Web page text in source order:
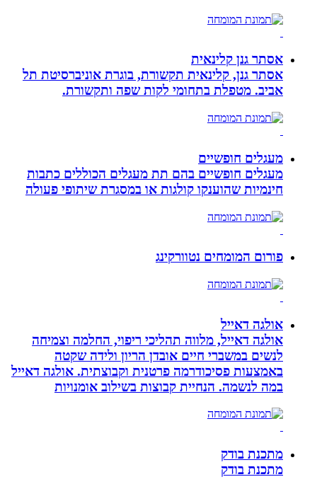
אסתר גנן קלינאית
אסתר גנן, קלינאית תקשורת, בוגרת אוניברסיטת תל
אביב. מטפלת בתחומי לקות שפה ותקשורת.
מעגלים חופשיים
מעגלים חופשיים בהם תת מעגלים הכוללים כתבות
חינמיות שהוענקו קולגות או במסגרת שיתופי פעולה
פורום המומחים נטוורקינג
אולגה דאייל
אולגה דאייל, מלווה תהליכי ריפוי, החלמה וצמיחה
לנשים במשברי חיים אובדן הריון ולידה שקטה
באמצעות פסיכודרמה פרטנית וקבוצתית. אולגה דאייל
במה לנשמה. ‏הנחיית קבוצות בשילוב אומנויות‏
מתכנת בודק
מתכנת בודק